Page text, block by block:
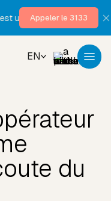
national gratuit, 7j/
Appeler le 3133
EN
du